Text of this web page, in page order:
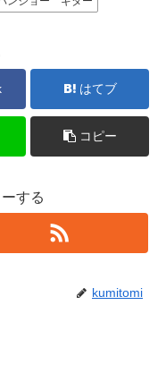
はてブ
コピー
する
kumitomi